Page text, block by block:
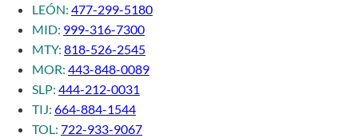
LEÓN: 477-299-5180
MID: 999-316-7300
MTY: 818-526-2545
MOR: 443-848-0089
SLP: 444-212-0031
TIJ: 664-884-1544
TOL: 722-933-9067